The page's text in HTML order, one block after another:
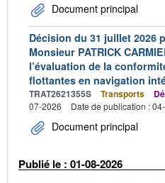
Document principal
Décision du 31 juillet 2026
Monsieur PATRICK
l’évaluation de la
flottantes en navigation
TRAT2621355S Transports
07-2026
Date de publication :
Document principal
Publié le : 01-08-2026